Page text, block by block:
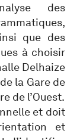
des
que des
à choisir
Delhaize
la Gare de
de l’Ouest.
et doit
et